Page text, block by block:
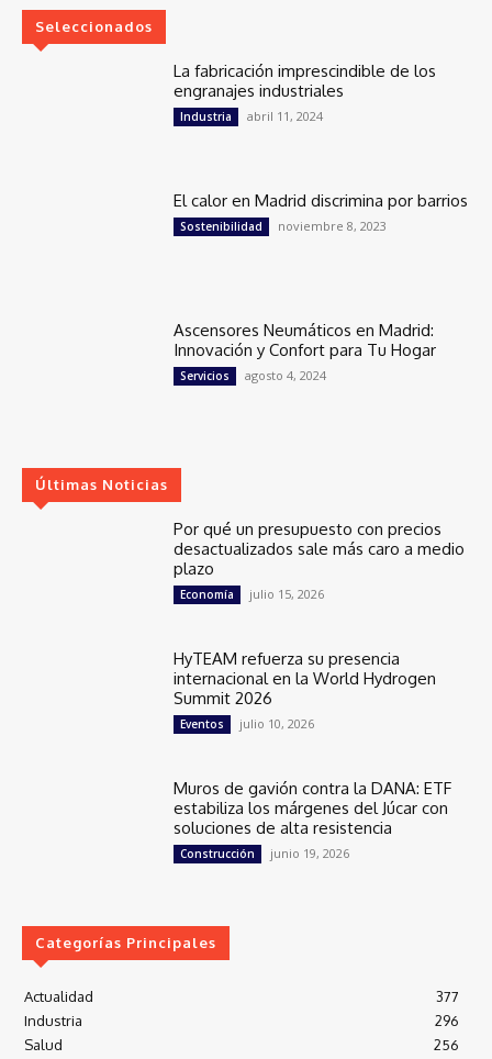
Seleccionados
La fabricación imprescindible de los
engranajes industriales
Industria abril 11, 2024
El calor en Madrid discrimina por barrios
Sostenibilidad noviembre 8, 2023
Ascensores Neumáticos en Madrid:
Innovación y Confort para Tu Hogar
Servicios agosto 4, 2024
Últimas Noticias
Por qué un presupuesto con precios
desactualizados sale más caro a medio
plazo
Economía julio 15, 2026
HyTEAM refuerza su presencia
internacional en la World Hydrogen
Summit 2026
Eventos julio 10, 2026
Muros de gavión contra la DANA: ETF
estabiliza los márgenes del Júcar con
soluciones de alta resistencia
Construcción junio 19, 2026
Categorías Principales
Actualidad
377
Industria
296
Salud
256